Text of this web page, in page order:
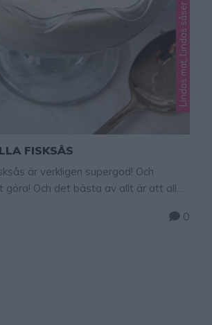
Lindas mat, Lindas såser
FISKSÅS
är verkligen supergod! Och
göra! Och det bästa av allt är att alla
också gott att röra ner någon tesked 0